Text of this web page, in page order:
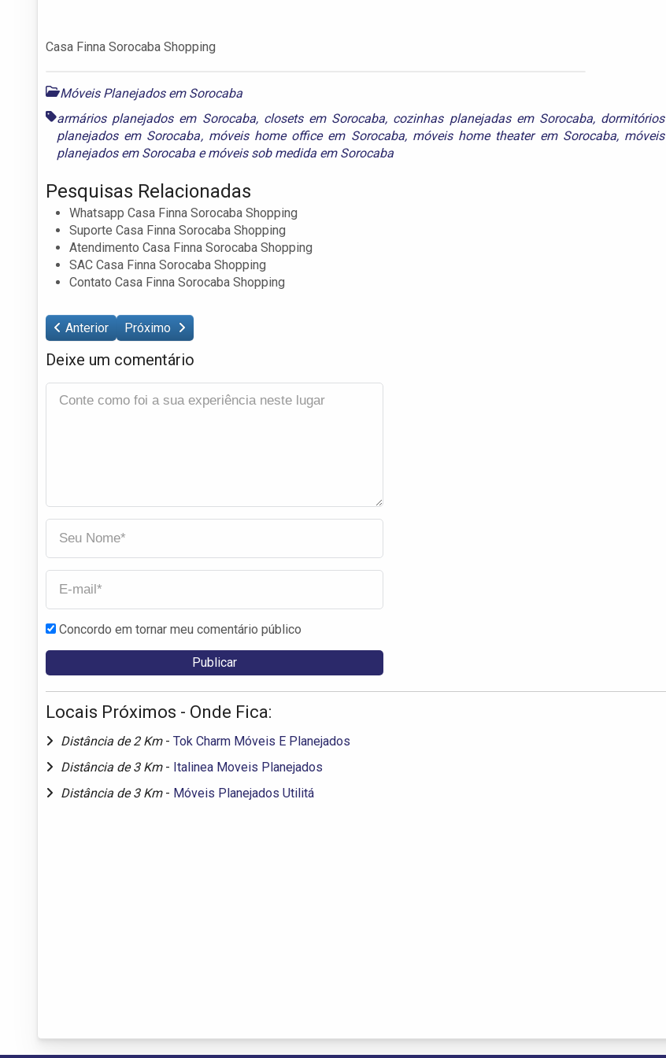
Casa Finna Sorocaba Shopping
Móveis Planejados em Sorocaba
armários planejados em Sorocaba, closets em Sorocaba, cozinhas planejadas em Sorocaba, dormitórios
planejados em Sorocaba, móveis home office em Sorocaba, móveis home theater em Sorocaba, móveis
planejados em Sorocaba emóveis sob medida em Sorocaba
Pesquisas Relacionadas
Whatsapp Casa Finna Sorocaba Shopping
Suporte Casa Finna Sorocaba Shopping
Atendimento Casa Finna Sorocaba Shopping
SAC Casa Finna Sorocaba Shopping
Contato Casa Finna Sorocaba Shopping
Anterior Próximo
Deixe um comentário
Concordo em tornar meu comentário público
Locais Próximos - Onde Fica:
Distância de 2 Km - Tok Charm Móveis E Planejados
Distância de 3 Km - Italinea Moveis Planejados
Distância de 3 Km - Móveis Planejados Utilitá